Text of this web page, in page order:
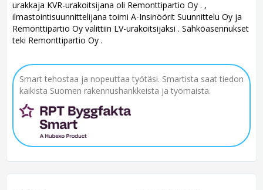
urakkaja KVR-urakoitsijana oli Remonttipartio Oy . ,
ilmastointisuunnittelijana toimi A-Insinöörit Suunnittelu Oy ja
Remonttipartio Oy valittiin LV-urakoitsijaksi . Sähköasennukset
teki Remonttipartio Oy .
Smart tehostaa ja nopeuttaa työtäsi. Smartista saat tiedon
kaikista Suomen rakennushankkeista ja työmaista.